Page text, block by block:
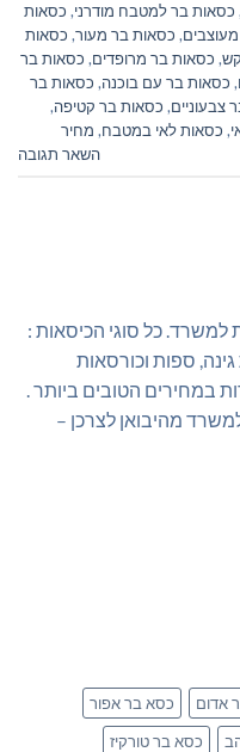
כסאות בר למטבח מודרני, כסאות
, כסאות בר מעור, כסאות
, כסאות בר מרופדים, כסאות בר
, כסאות בר עם בוכנה, כסאות בר
צבעוניים, כסאות בר קטיפה,
, כסאות לאי במטבח, מחיר
השאר תגובה
למשרד. כל סוגי הכיסאות :
ספות וכורסאות
במחירים הטובים ביותר .
מהיבואן לצרכן –
אדום
כסא בר אפור
כסא בר טורקיז